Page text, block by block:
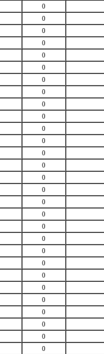
0
0
0
0
0
0
0
0
0
0
0
0
0
0
0
0
0
0
0
0
0
0
0
0
0
0
0
0
0